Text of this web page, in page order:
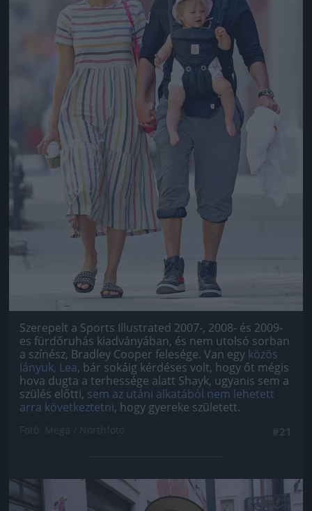
Szerepelt a Sports Illustrated 2007-, 2008- és 2009-
es fürdőruhás kiadványában, és nem utolsó sorban
a színész, Bradley Cooper felesége. Van egy közös
lányuk, Lea, bár sokáig kérdéses volt, hogy őt mégis
hova dugta a terhessége alatt Shayk, ugyanis sem a
szülés előtti, sem az utáni alkatából nem lehetett
arra következtetni, hogy gyereke született.
Jön még kép!